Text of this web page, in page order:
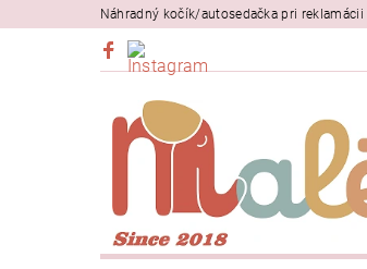
Náhradný kočík/autosedačka pri reklamácii